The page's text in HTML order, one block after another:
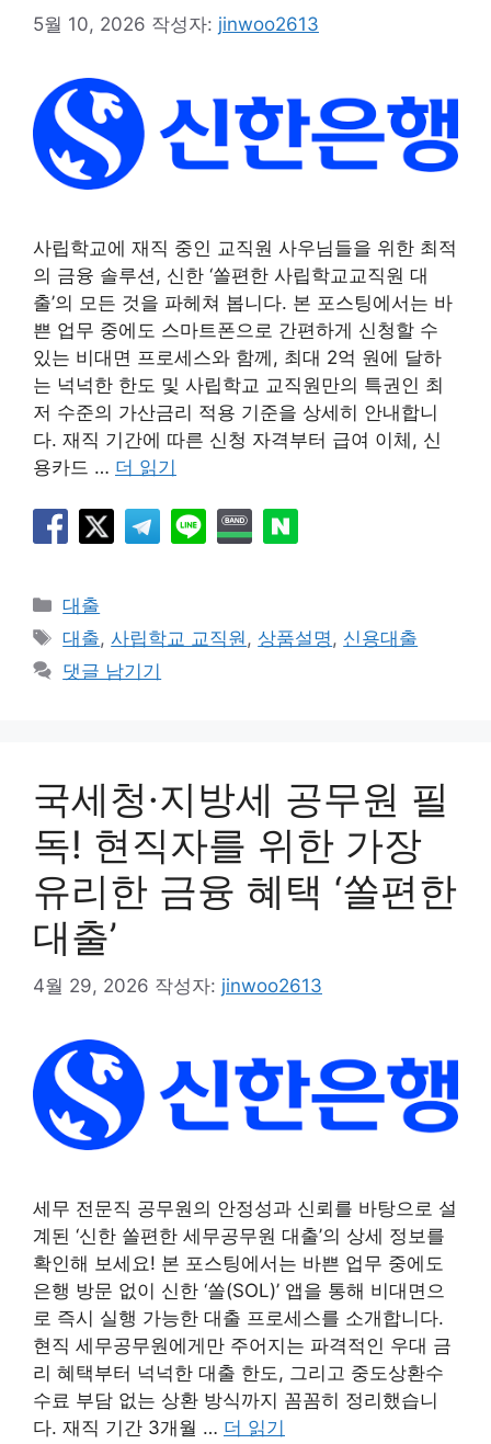
5월 10, 2026 작성자: jinwoo2613
사립학교에 재직 중인 교직원 사우님들을 위한 최적
의 금융 솔루션, 신한 ‘쏠편한 사립학교교직원 대
출’의 모든 것을 파헤쳐 봅니다. 본 포스팅에서는 바
쁜 업무 중에도 스마트폰으로 간편하게 신청할 수
있는 비대면 프로세스와 함께, 최대 2억 원에 달하
는 넉넉한 한도 및 사립학교 교직원만의 특권인 최
저 수준의 가산금리 적용 기준을 상세히 안내합니
다. 재직 기간에 따른 신청 자격부터 급여 이체, 신
용카드 … 더 읽기
카
테
리
대출
태
그
대출,사립학교 교직원, 상품설명, 신용대출
댓글 남기기
국세청·지방세 공무원 필
독! 현직자를 위한 가장
유리한 금융 혜택 ‘쏠편한
대출’
4월 29, 2026 작성자: jinwoo2613
세무 전문직 공무원의 안정성과 신뢰를 바탕으로 설
계된 ‘신한 쏠편한 세무공무원 대출’의 상세 정보를
확인해 보세요! 본 포스팅에서는 바쁜 업무 중에도
은행 방문 없이 신한 ‘쏠(SOL)’ 앱을 통해 비대면으
로 즉시 실행 가능한 대출 프로세스를 소개합니다.
현직 세무공무원에게만 주어지는 파격적인 우대 금
리 혜택부터 넉넉한 대출 한도, 그리고 중도상환수
수료 부담 없는 상환 방식까지 꼼꼼히 정리했습니
다. 재직 기간 3개월 … 더 읽기